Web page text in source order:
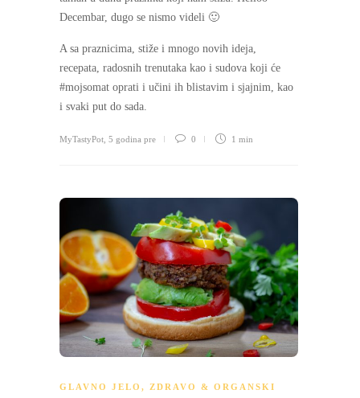
Decembar, dugo se nismo videli 🙂
A sa praznicima, stiže i mnogo novih ideja,
recepata, radosnih trenutaka kao i sudova koji će
#mojsomat oprati i učini ih blistavim i sjajnim, kao
i svaki put do sada.
MyTastyPot 5 godina pre 0 1 min
GLAVNO JELO , ZDRAVO & ORGANSKI